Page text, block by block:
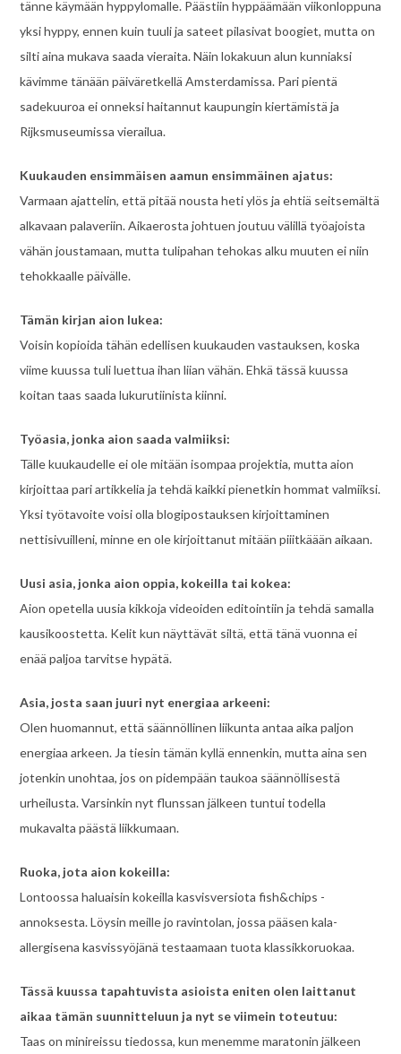
tänne käymään hyppylomalle. Päästiin hyppäämään viikonloppuna
yksi hyppy, ennen kuin tuuli ja sateet pilasivat boogiet, mutta on
silti aina mukava saada vieraita. Näin lokakuun alun kunniaksi
kävimme tänään päiväretkellä Amsterdamissa. Pari pientä
sadekuuroa ei onneksi haitannut kaupungin kiertämistä ja
Rijksmuseumissa vierailua.
Kuukauden ensimmäisen aamun ensimmäinen ajatus:
Varmaan ajattelin, että pitää nousta heti ylös ja ehtiä seitsemältä
alkavaan palaveriin. Aikaerosta johtuen joutuu välillä työajoista
vähän joustamaan, mutta tulipahan tehokas alku muuten ei niin
tehokkaalle päivälle.
Tämän kirjan aion lukea:
Voisin kopioida tähän edellisen kuukauden vastauksen, koska
viime kuussa tuli luettua ihan liian vähän. Ehkä tässä kuussa
koitan taas saada lukurutiinista kiinni.
Työasia, jonka aion saada valmiiksi:
Tälle kuukaudelle ei ole mitään isompaa projektia, mutta aion
kirjoittaa pari artikkelia ja tehdä kaikki pienetkin hommat valmiiksi.
Yksi työtavoite voisi olla blogipostauksen kirjoittaminen
nettisivuilleni, minne en ole kirjoittanut mitään piiitkäään aikaan.
Uusi asia, jonka aion oppia, kokeilla tai kokea:
Aion opetella uusia kikkoja videoiden editointiin ja tehdä samalla
kausikoostetta. Kelit kun näyttävät siltä, että tänä vuonna ei
enää paljoa tarvitse hypätä.
Asia, josta saan juuri nyt energiaa arkeeni:
Olen huomannut, että säännöllinen liikunta antaa aika paljon
energiaa arkeen. Ja tiesin tämän kyllä ennenkin, mutta aina sen
jotenkin unohtaa, jos on pidempään taukoa säännöllisestä
urheilusta. Varsinkin nyt flunssan jälkeen tuntui todella
mukavalta päästä liikkumaan.
Ruoka, jota aion kokeilla:
Lontoossa haluaisin kokeilla kasvisversiota fish&chips -
annoksesta. Löysin meille jo ravintolan, jossa pääsen kala-
allergisena kasvissyöjänä testaamaan tuota klassikkoruokaa.
Tässä kuussa tapahtuvista asioista eniten olen laittanut
aikaa tämän suunnitteluun ja nyt se viimein toteutuu:
Taas on minireissu tiedossa, kun menemme maratonin jälkeen